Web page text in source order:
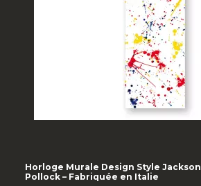
Horloge Murale Design Style Jackson
Pollock – Fabriquée en Italie